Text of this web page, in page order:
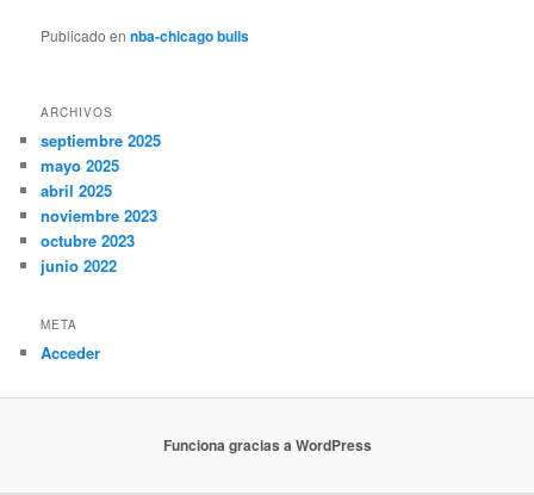
Publicado en nba-chicago bulls
ARCHIVOS
septiembre 2025
mayo 2025
abril 2025
noviembre 2023
octubre 2023
junio 2022
META
Acceder
Funciona gracias a WordPress